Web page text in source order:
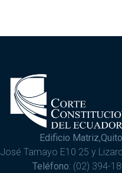
Edificio
José Tamayo E10 25 y
Teléfono: (02) 394-